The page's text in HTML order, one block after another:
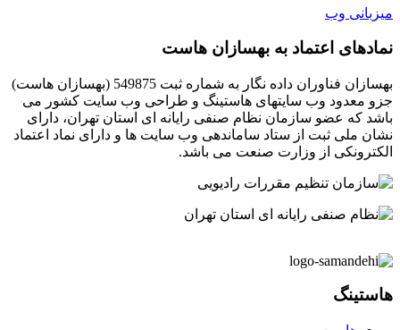
میزبانی وب
نمادهای اعتماد به بهسازان هاست
بهسازان فناوران داده نگار به شماره ثبت 549875 (بهسازان هاست)
جزو معدود وب سایتهای هاستینگ و طراحی وب سایت کشور می
باشد که عضو سازمان نظام صنفی رایانه ای استان تهران، دارای
نشان ملی ثبت از ستاد ساماندهی وب سایت ها و دارای نماد اعتماد
الکترونکی از وزارت صنعت می باشد.
هاستینگ